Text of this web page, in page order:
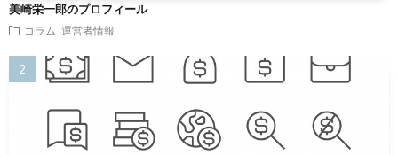
美崎栄一郎のプロフィール
コラム 運営者情報